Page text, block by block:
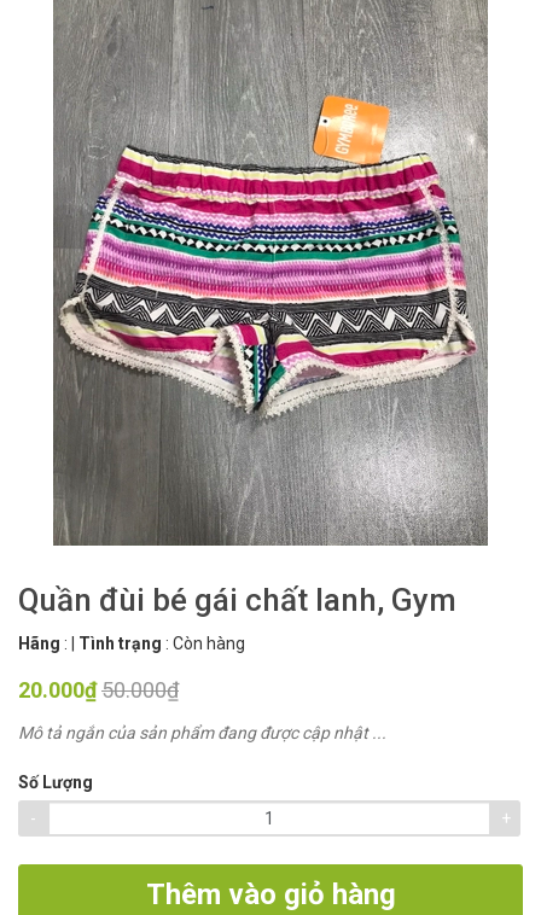
Quần đùi bé gái chất lanh, Gym
Hãng : Tình trạng : Còn hàng
20.000₫50.000₫
Mô tả ngắn của sản phẩm đang được cập nhật ...
Số Lượng
-
+
Thêm vào giỏ hàng